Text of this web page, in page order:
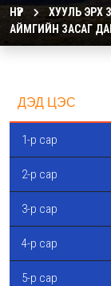
НҮҮР
ХУУЛЬ ЭРХ
АЙМГИЙН ЗАСАГ
ДЭД ЦЭС
1-р сар
2-р сар
3-р сар
4-р сар
5-р сар